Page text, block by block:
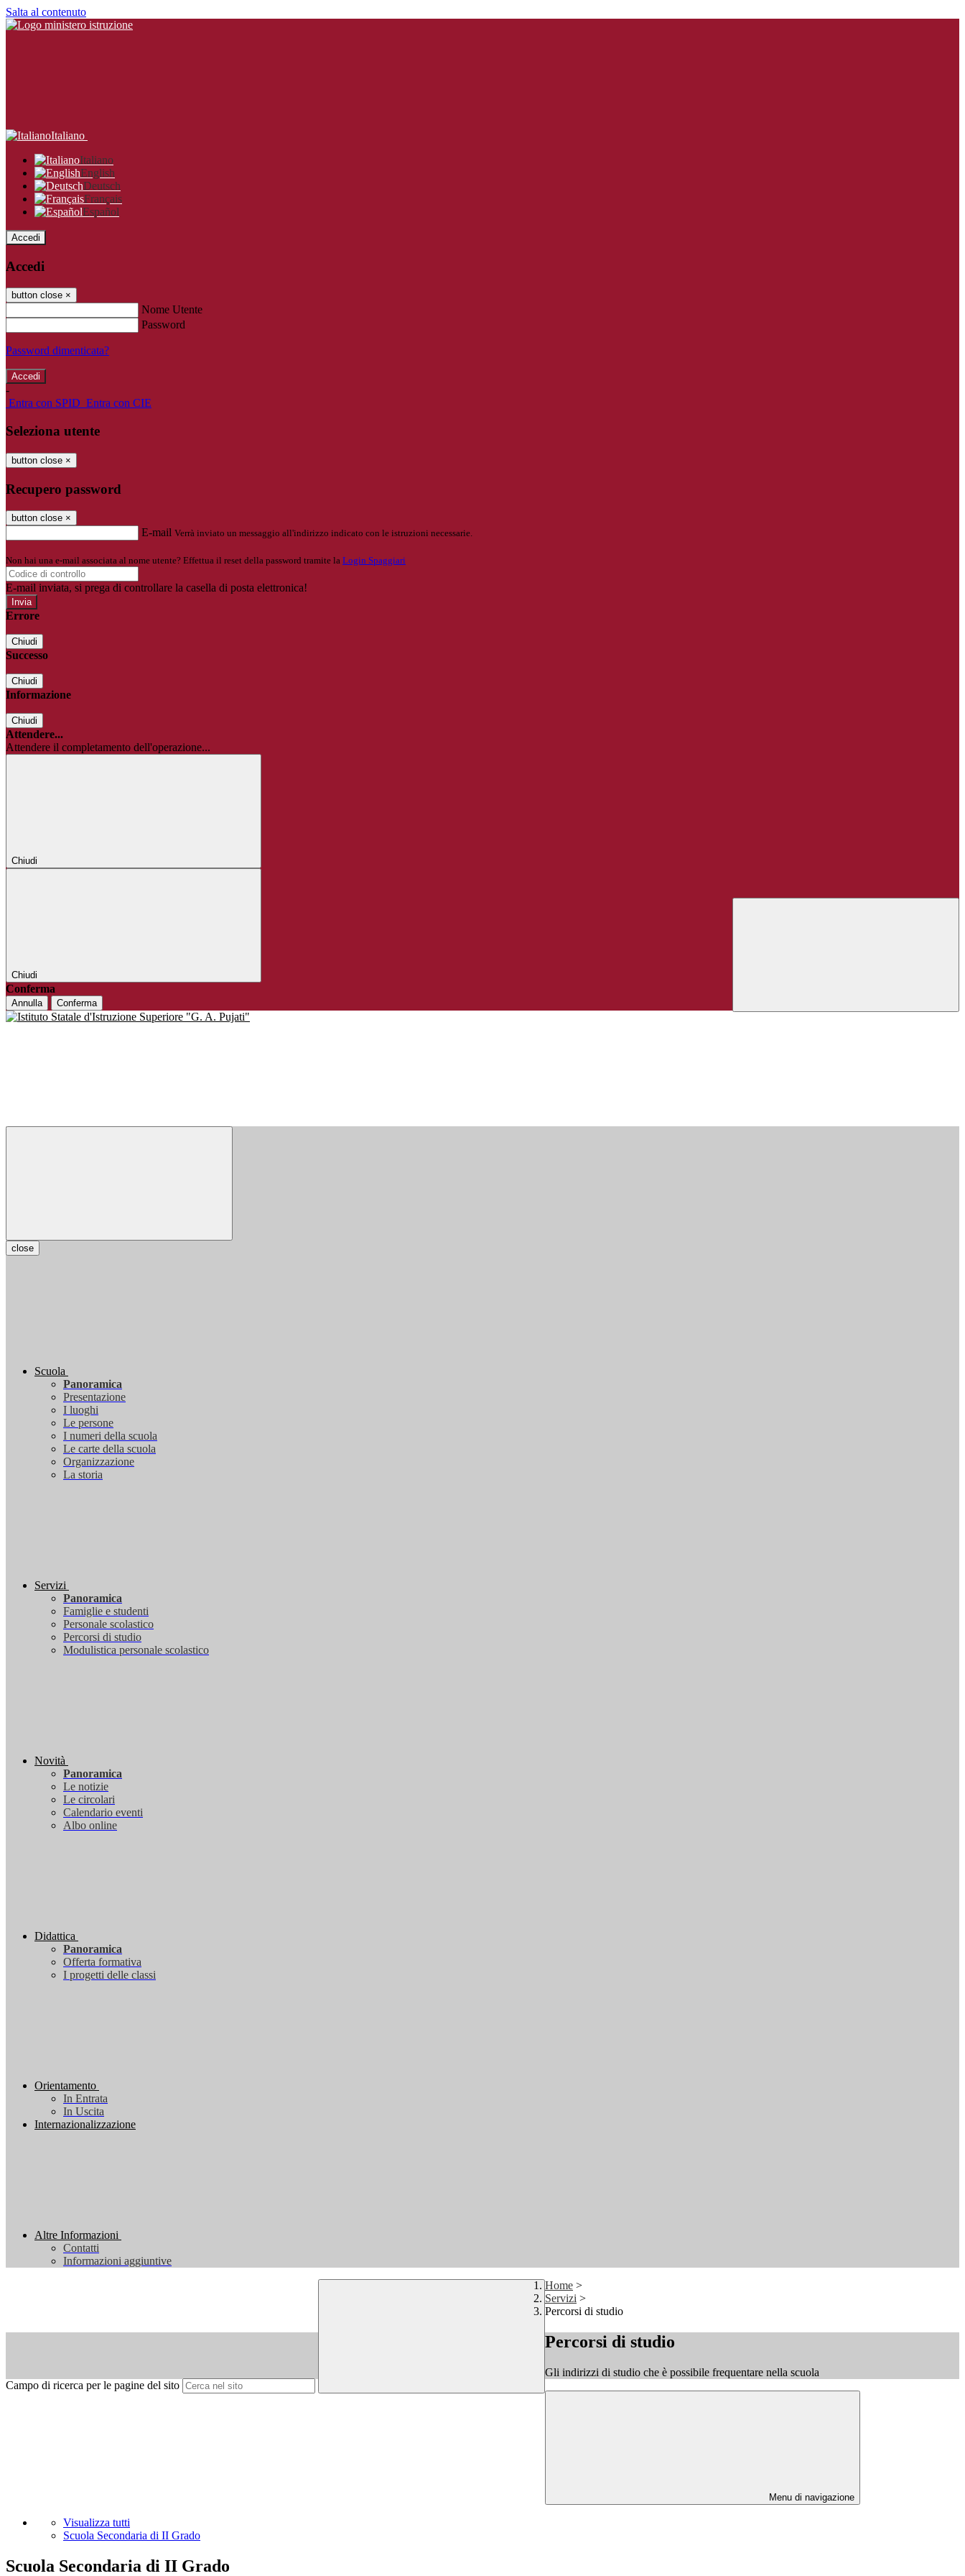
Salta al contenuto
Italiano
Italiano
English
Deutsch
Français
Español
Accedi
Accedi
button close ×
Nome Utente
Password
Password dimenticata?
-
Entra con SPID Entra con CIE
Seleziona utente
button close ×
Recupero password
button close ×
E-mail Verrà inviato un messaggio all'indirizzo indicato con le istruzioni necessarie.
Non hai una e-mail associata al nome utente? Effettua il reset della password tramite la Login Spaggiari
E-mail inviata, si prega di controllare la casella di posta elettronica!
Errore
Chiudi
Successo
Chiudi
Informazione
Chiudi
Attendere...
Attendere il completamento dell'operazione...
Chiudi
Chiudi
Conferma
Annulla Conferma
close
Scuola
Panoramica
Presentazione
I luoghi
Le persone
I numeri della scuola
Le carte della scuola
Organizzazione
La storia
Servizi
Panoramica
Famiglie e studenti
Personale scolastico
Percorsi di studio
Modulistica personale scolastico
Novità
Panoramica
Le notizie
Le circolari
Calendario eventi
Albo online
Didattica
Panoramica
Offerta formativa
I progetti delle classi
Orientamento
In Entrata
In Uscita
Internazionalizzazione
Altre Informazioni
Contatti
Informazioni aggiuntive
Campo di ricerca per le pagine del sito
Home >
Servizi >
Percorsi di studio
Percorsi di studio
Gli indirizzi di studio che è possibile frequentare nella scuola
Menu di navigazione
Visualizza tutti
Scuola Secondaria di II Grado
Scuola Secondaria di II Grado